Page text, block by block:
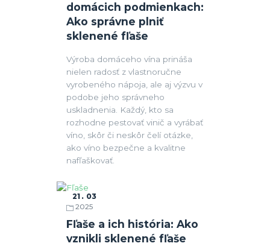
domácich podmienkach:
Ako správne plniť
sklenené fľaše
Výroba domáceho vína prináša
nielen radosť z vlastnoručne
vyrobeného nápoja, ale aj výzvu v
podobe jeho správneho
uskladnenia. Každý, kto sa
rozhodne pestovať vinič a vyrábať
víno, skôr či neskôr čelí otázke,
ako víno bezpečne a kvalitne
nafľaškovať.
Fľaše a ich história: Ako
vznikli sklenené fľaše
21
03
2025
Fľaše